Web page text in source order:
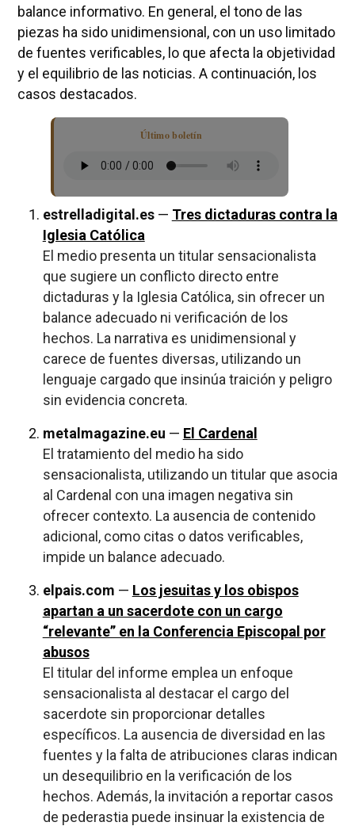
balance informativo. En general, el tono de las
piezas ha sido unidimensional, con un uso limitado
de fuentes verificables, lo que afecta la objetividad
y el equilibrio de las noticias. A continuación, los
casos destacados.
Último boletín
estrelladigital.es— Tres dictaduras contra la
Iglesia Católica
El medio presenta un titular sensacionalista
que sugiere un conflicto directo entre
dictaduras y la Iglesia Católica, sin ofrecer un
balance adecuado ni verificación de los
hechos. La narrativa es unidimensional y
carece de fuentes diversas, utilizando un
lenguaje cargado que insinúa traición y peligro
sin evidencia concreta.
metalmagazine.eu — El Cardenal
El tratamiento del medio ha sido
sensacionalista, utilizando un titular que asocia
al Cardenal con una imagen negativa sin
ofrecer contexto. La ausencia de contenido
adicional, como citas o datos verificables,
impide un balance adecuado.
elpais.com — Los jesuitas y los obispos
apartan a un sacerdote con un cargo
“relevante” en la Conferencia Episcopal por
abusos
El titular del informe emplea un enfoque
sensacionalista al destacar el cargo del
sacerdote sin proporcionar detalles
específicos. La ausencia de diversidad en las
fuentes y la falta de atribuciones claras indican
un desequilibrio en la verificación de los
hechos. Además, la invitación a reportar casos
de pederastia puede insinuar la existencia de